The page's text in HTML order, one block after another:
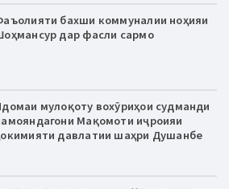
бахши коммуналии ноҳияи
дар фасли сармо
мулоқоту вохӯриҳои судманди
Мақомоти иҷроияи
давлатии шаҳри Душанбе